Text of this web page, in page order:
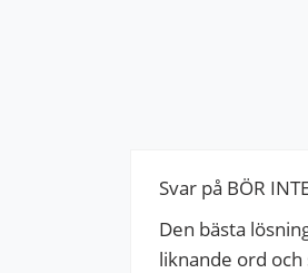
Svar på BÖR
Den bästa
liknande ord